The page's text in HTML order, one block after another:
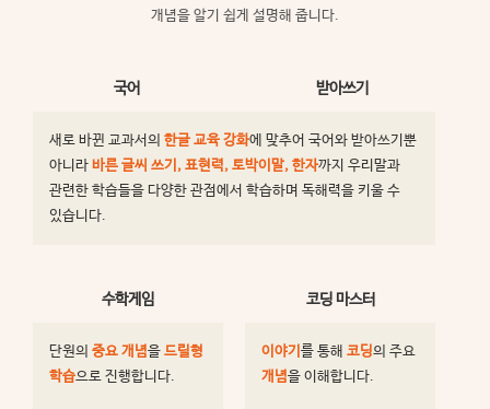
개념을 알기 쉽게 설명해 줍니다.
국어 받아쓰기
새로 바뀐 교과서의 한글 교육 강화에 맞추어 국어와 받아쓰기뿐
아니라 바른 글씨 쓰기, 표현력, 토박이말, 한자까지 우리말과
관련한 학습들을 다양한 관점에서 학습하며 독해력을 키울 수
있습니다.
수학게임
단원의 중요 개념을 드릴형
학습으로 진행합니다.
코딩 마스터
이야기 를 통해 코딩의 주요
개념을 이해합니다.